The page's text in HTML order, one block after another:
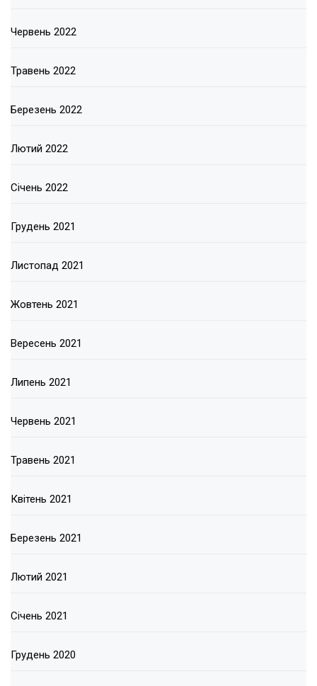
Червень 2022
Травень 2022
Березень 2022
Лютий 2022
Січень 2022
Грудень 2021
Листопад 2021
Жовтень 2021
Вересень 2021
Липень 2021
Червень 2021
Травень 2021
Квітень 2021
Березень 2021
Лютий 2021
Січень 2021
Грудень 2020